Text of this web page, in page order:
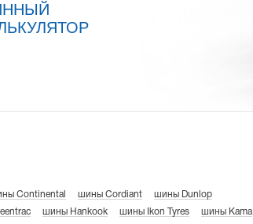
Continental шины Cordiant
шины Dunlop
шины Hankook шины Ikon Tyres
шины Kama